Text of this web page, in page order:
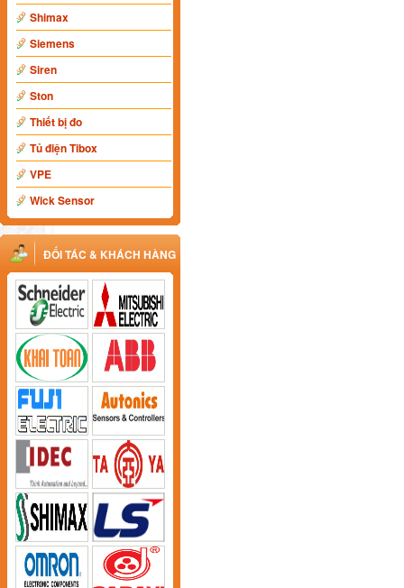
Shimax
Siemens
Siren
Ston
Thiết bị đo
Tủ điện Tibox
VPE
Wick Sensor
ĐỐI TÁC & KHÁCH HÀNG